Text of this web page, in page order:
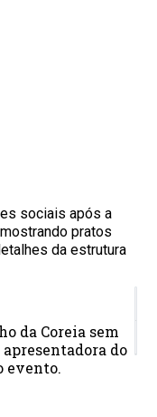
sociais após a
pratos
da estrutura
da Coreia sem
do
evento.